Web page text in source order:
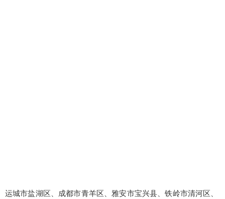
运城市盐湖区、成都市青羊区、雅安市宝兴县、铁岭市清河区、